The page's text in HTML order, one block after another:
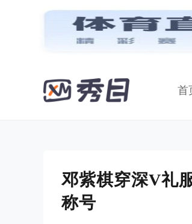
首
邓紫棋穿深V礼
称号